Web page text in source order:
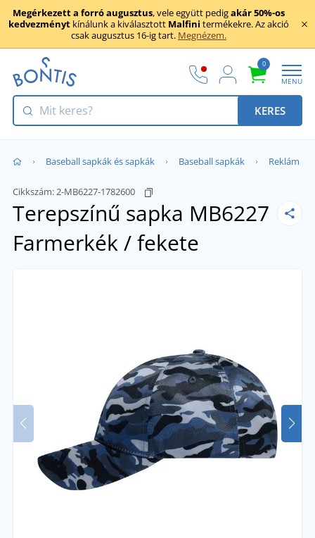
Megérkezett a forró augusztus, vele együtt pedigakár 50%-os
kedvezményt kínálunk a kiválasztott Malfini termékekre. Az akció
csak augusztus 16-ig tart. Megnézem.
0
MENU
KERES
Baseball sapkák és sapkák Baseball sapkák Reklám
Cikkszám:2-MB6227-1782600
Terepszínű sapka MB6227
Farmerkék / fekete